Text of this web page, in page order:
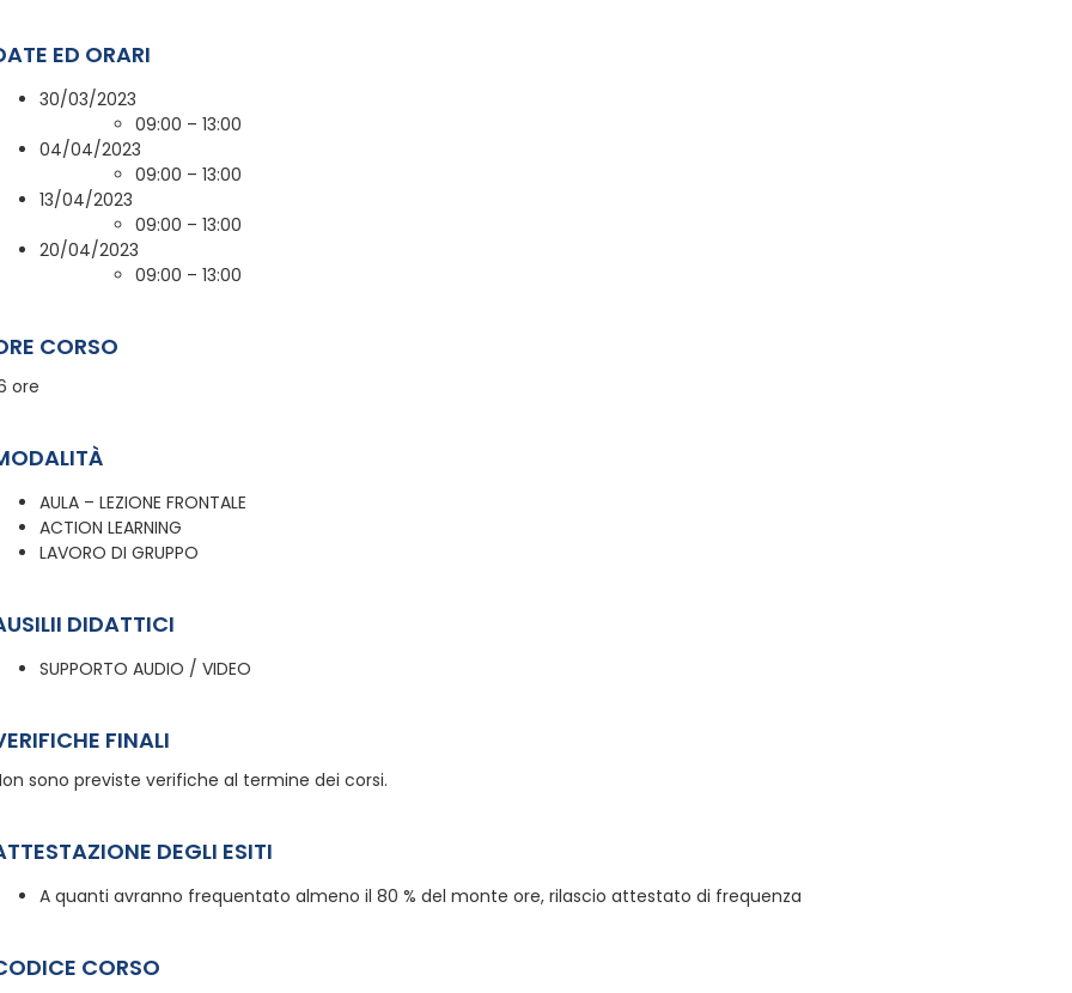
ED ORARI
30/03/2023
09:00 – 13:00
04/04/2023
09:00 – 13:00
13/04/2023
09:00 – 13:00
20/04/2023
09:00 – 13:00
CORSO
ore
AULA – LEZIONE FRONTALE
ACTION LEARNING
LAVORO DI GRUPPO
DIDATTICI
SUPPORTO AUDIO / VIDEO
FINALI
sono previste verifiche al termine dei corsi.
DEGLI ESITI
A quanti avranno frequentato almeno il 80 % del monte ore, rilascio attestato di frequenza
CORSO